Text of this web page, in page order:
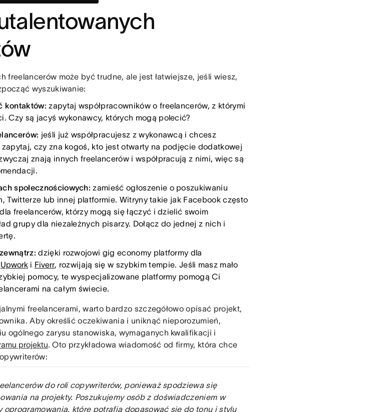
freelancerów może być trudne, ale jest łatwiejsze, jeśli wiesz,
wyszukiwanie:
kontaktów: zapytaj współpracowników o freelancerów, z którymi
Czy są jacyś wykonawcy, których mogą polecić?
jeśli już współpracujesz z wykonawcą i chcesz
czy zna kogoś, kto jest otwarty na podjęcie dodatkowej
znają innych freelancerów i współpracują z nimi, więc są
społecznościowych: zamieść ogłoszenie o poszukiwaniu
Twitterze lub innej platformie. Witryny takie jak Facebook często
freelancerów, którzy mogą się łączyć i dzielić swoim
grupy dla niezależnych pisarzy. Dołącz do jednej z nich i
dzięki rozwojowi gig economy platformy dla
Upwork i Fiverr, rozwijają się w szybkim tempie. Jeśli masz mało
pomocy, te wyspecjalizowane platformy pomogą Ci
na całym świecie.
freelancerami, warto bardzo szczegółowo opisać projekt,
Aby określić oczekiwania i uniknąć nieporozumień,
ogólnego zarysu stanowiska, wymaganych kwalifikacji i
projektu. Oto przykładowa wiadomość od firmy, która chce
do roli copywriterów, ponieważ spodziewa się
na projekty. Poszukujemy osób z doświadczeniem w
oprogramowania, które potrafią dopasować się do tonu i stylu